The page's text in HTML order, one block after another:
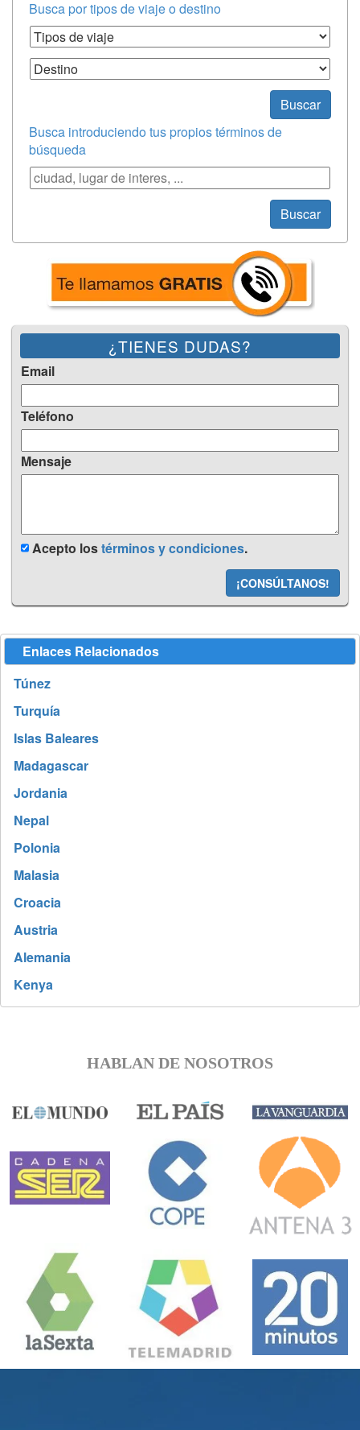
Busca por tipos de viaje o destino
Tipos de Viaje
Destino
Buscar
Busca introduciendo tus propios términos de
búsqueda
Búsqueda
Buscar
¿TIENES DUDAS?
Email
Teléfono
Mensaje
Acepto lostérminos y condiciones.
¡CONSÚLTANOS!
Enlaces Relacionados
Túnez
Turquía
Islas Baleares
Madagascar
Jordania
Nepal
Polonia
Malasia
Croacia
Austria
Alemania
Kenya
HABLAN DE NOSOTROS